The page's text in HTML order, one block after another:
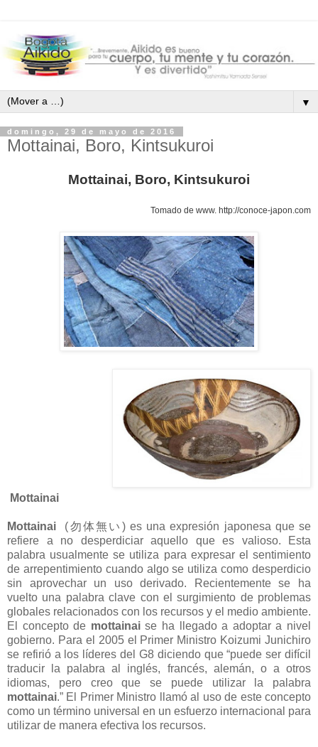
▼
domingo, 29 de mayo de 2016
Mottainai, Boro, Kintsukuroi
Mottainai, Boro, Kintsukuroi
Tomado de www. http://conoce-japon.com
Mottainai
Mottainai (勿体無い ) es una expresión japonesa que se
refiere a no desperdiciar aquello que es valioso. Esta
palabra usualmente se utiliza para expresar el sentimiento
de arrepentimiento cuando algo se utiliza como desperdicio
sin aprovechar un uso derivado. Recientemente se ha
vuelto una palabra clave con el surgimiento de problemas
globales relacionados con los recursos y el medio ambiente.
El concepto de mottainaise ha llegado a adoptar a nivel
gobierno. Para el 2005 el Primer Ministro Koizumi Junichiro
se refirió a los líderes del G8 diciendo que “puede ser difícil
traducir la palabra al inglés, francés, alemán, o a otros
idiomas, pero creo que se puede utilizar la palabra
mottainai.” El Primer Ministro llamó al uso de este concepto
como un término universal en un esfuerzo internacional para
utilizar de manera efectiva los recursos.